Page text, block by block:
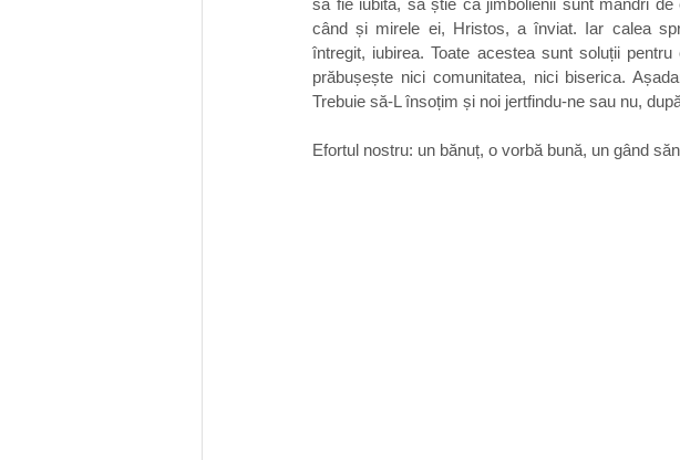
să fie iubită, să știe că jimbolienii sunt mândri
când și mirele ei, Hristos, a înviat. Iar calea
întregit, iubirea. Toate acestea sunt soluții
prăbușește nici comunitatea, nici biserica.
Trebuie să-L însoțim și noi jertfindu-ne sau nu,
Efortul nostru: un bănuț, o vorbă bună, un gând